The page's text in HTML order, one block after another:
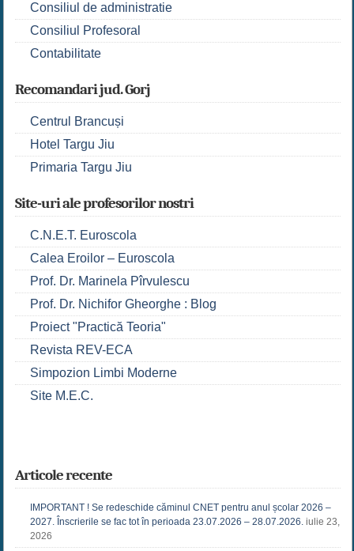
Consiliul de administratie
Consiliul Profesoral
Contabilitate
Recomandari jud. Gorj
Centrul Brancuși
Hotel Targu Jiu
Primaria Targu Jiu
Site-uri ale profesorilor nostri
C.N.E.T. Euroscola
Calea Eroilor – Euroscola
Prof. Dr. Marinela Pîrvulescu
Prof. Dr. Nichifor Gheorghe : Blog
Proiect "Practică Teoria"
Revista REV-ECA
Simpozion Limbi Moderne
Site M.E.C.
Articole recente
IMPORTANT ! Se redeschide căminul CNET pentru anul școlar 2026 –
2027. Înscrierile se fac tot în perioada 23.07.2026 – 28.07.2026. iulie 23,
2026